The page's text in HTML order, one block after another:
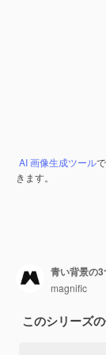
AI 画像生成ツール
きます。
青い背景の
magnific
このシリーズ